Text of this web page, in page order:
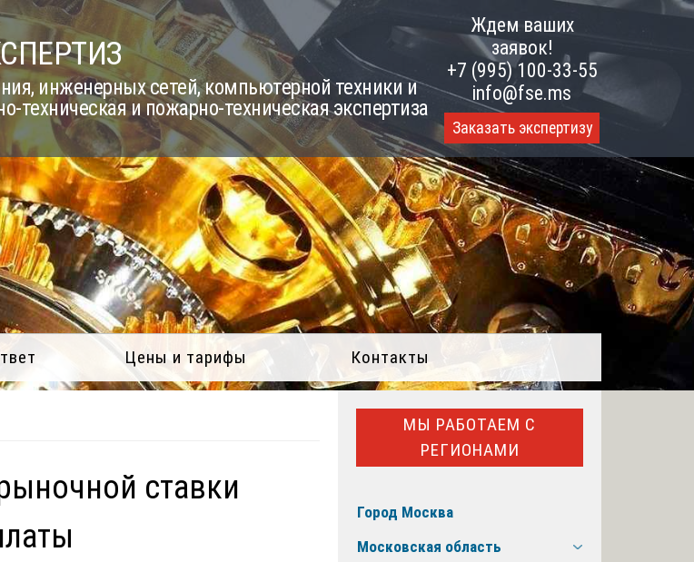
инженерных сетей, компьютерной техники и
техническая и пожарно-техническая экспертиза
Ждем ваших
заявок!
+7 (995) 100-33-55
info@fse.ms
Заказать экспертизу
Цены и тарифы Контакты
ставки
МЫ РАБОТАЕМ С
РЕГИОНАМИ
Город Москва
Московская область